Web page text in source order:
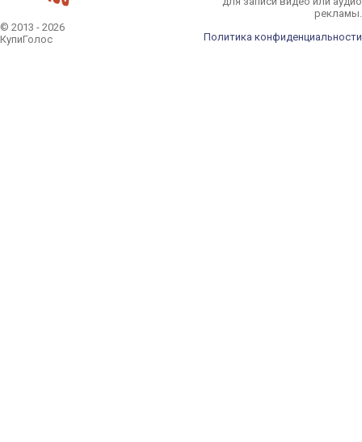
© 2013 - 2026
КупиГолос
рекламы.
Политика конфиденциальности